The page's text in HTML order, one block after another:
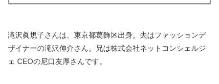
滝沢眞規子さんは、東京都葛飾区出身。夫はファッションデ
ザイナーの滝沢伸介さん。兄は株式会社ネットコンシェルジ
ェ CEOの尼口友厚さんです。